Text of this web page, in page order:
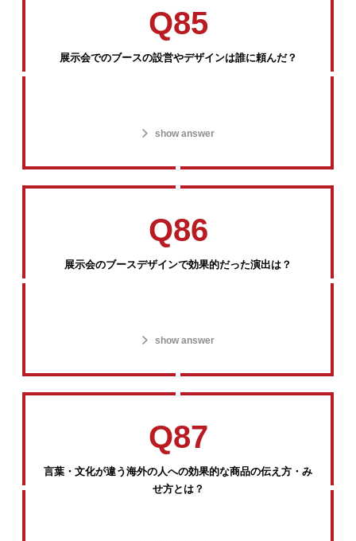
Q85
展示会でのブースの設営やデザインは誰に頼んだ？
show answer
Q86
展示会のブースデザインで効果的だった演出は？
show answer
Q87
言葉・文化が違う海外の人への効果的な商品の伝え方・み
せ方とは？